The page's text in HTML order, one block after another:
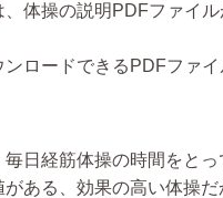
体操の説明PDFファイ
ンロードできるPDFファイ
日経筋体操の時間をと
ある、効果の高い体操だ